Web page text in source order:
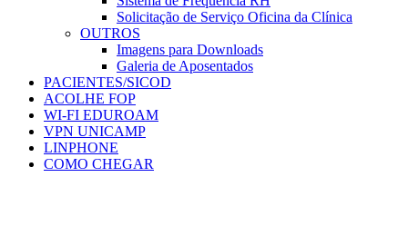
Solicitação de Serviço Oficina da Clínica
OUTROS
Imagens para Downloads
Galeria de Aposentados
PACIENTES/SICOD
ACOLHE FOP
WI-FI EDUROAM
VPN UNICAMP
LINPHONE
COMO CHEGAR